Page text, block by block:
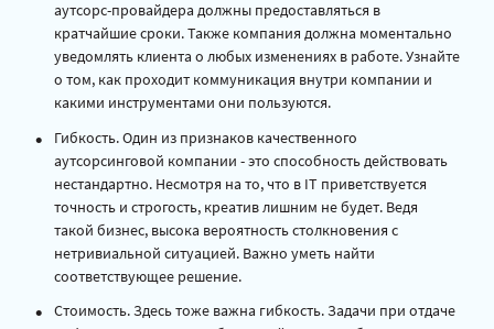
аутсорс-провайдера должны предоставляться в
кратчайшие сроки. Также компания должна моментально
уведомлять клиента о любых изменениях в работе. Узнайте
о том, как проходит коммуникация внутри компании и
какими инструментами они пользуются.
Гибкость. Один из признаков качественного
аутсорсинговой компании - это способность действовать
нестандартно. Несмотря на то, что в IT приветствуется
точность и строгость, креатив лишним не будет. Ведя
такой бизнес, высока вероятность столкновения с
нетривиальной ситуацией. Важно уметь найти
соответствующее решение.
Стоимость. Здесь тоже важна гибкость. Задачи при отдаче